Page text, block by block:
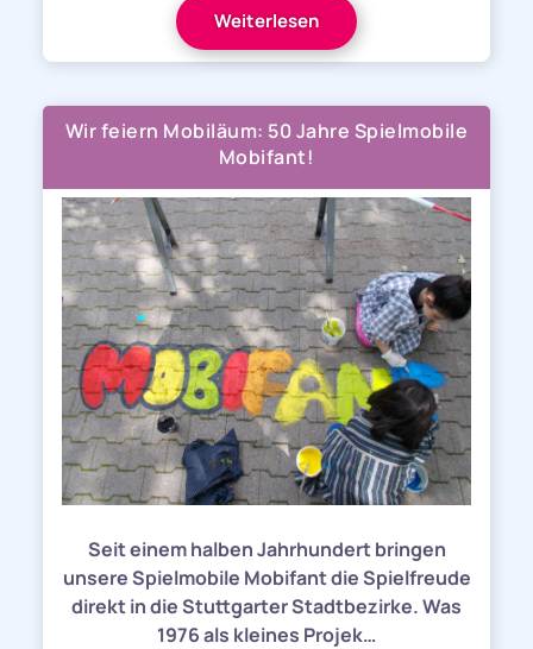
Weiterlesen
Wir feiern Mobiläum: 50 Jahre Spielmobile
Mobifant!
Seit einem halben Jahrhundert bringen
unsere Spielmobile Mobifant die Spielfreude
direkt in die Stuttgarter Stadtbezirke. Was
1976 als kleines Projek…